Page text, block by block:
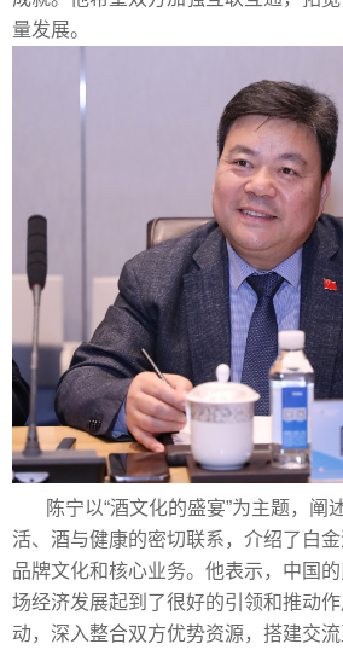
量发展。
陈宁以“酒文化的盛宴”为主题，阐
活、酒与健康的密切联系，介绍了白金
品牌文化和核心业务。他表示，中国
场经济发展起到了很好的引领和推动
动，深入整合双方优势资源，搭建交